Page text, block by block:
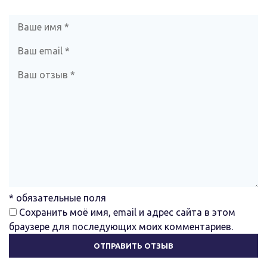
* обязательные поля
Сохранить моё имя, email и адрес сайта в этом
браузере для последующих моих комментариев.